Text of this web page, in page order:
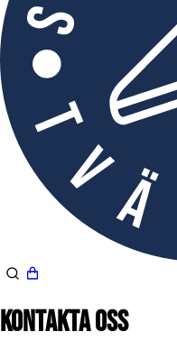
Kontakta Oss